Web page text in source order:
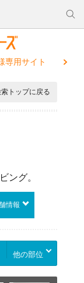
専用サイト
トップに戻る
ング。
情報
他の部位